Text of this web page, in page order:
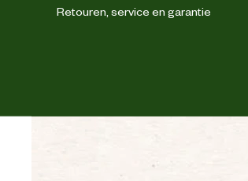
Retouren, service en garantie